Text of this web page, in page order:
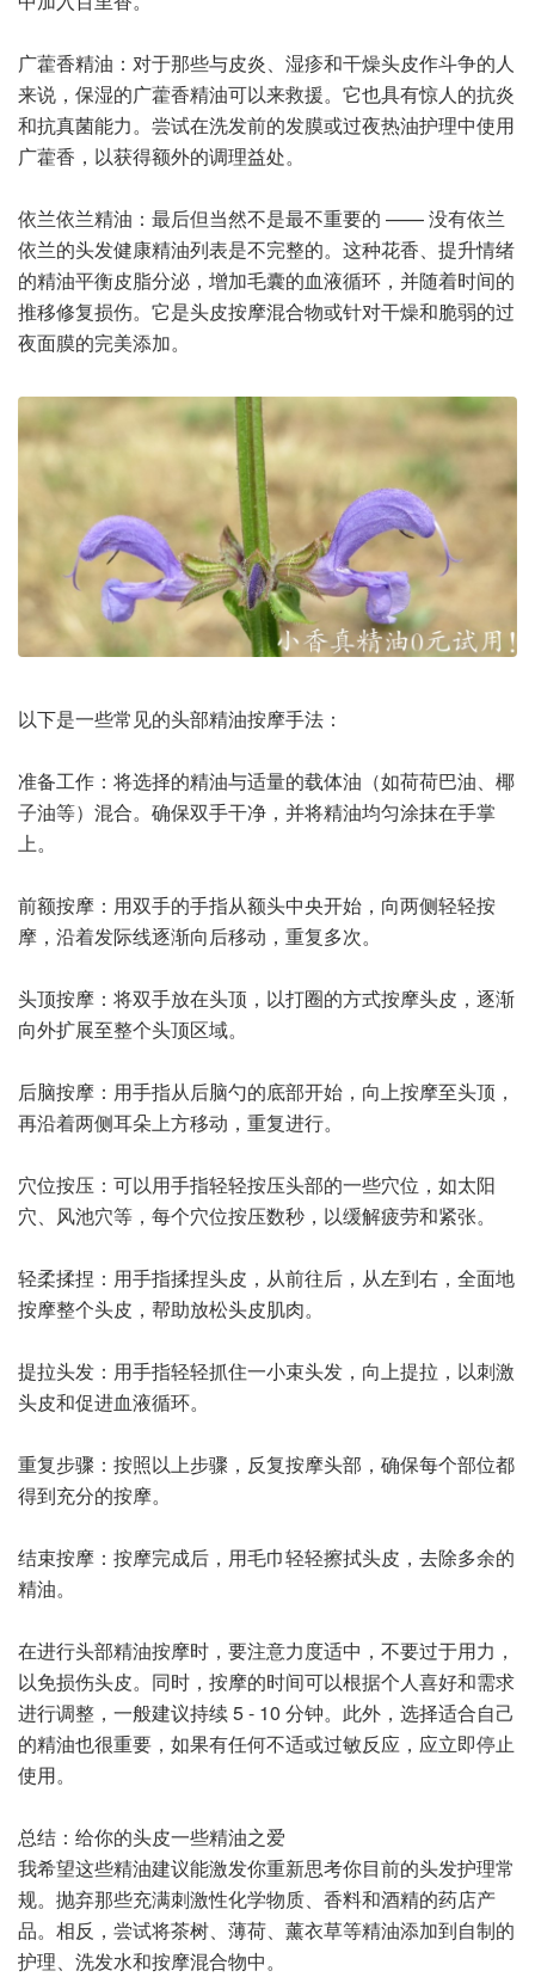
广藿香精油：对于那些与皮炎、湿疹和干燥头皮作斗争的人
来说，保湿的广藿香精油可以来救援。它也具有惊人的抗炎
和抗真菌能力。尝试在洗发前的发膜或过夜热油护理中使用
广藿香，以获得额外的调理益处。
依兰依兰精油：最后但当然不是最不重要的 —— 没有依兰
依兰的头发健康精油列表是不完整的。这种花香、提升情绪
的精油平衡皮脂分泌，增加毛囊的血液循环，并随着时间的
推移修复损伤。它是头皮按摩混合物或针对干燥和脆弱的过
夜面膜的完美添加。
以下是一些常见的头部精油按摩手法：
准备工作：将选择的精油与适量的载体油（如荷荷巴油、椰
子油等）混合。确保双手干净，并将精油均匀涂抹在手掌
上。
前额按摩：用双手的手指从额头中央开始，向两侧轻轻按
摩，沿着发际线逐渐向后移动，重复多次。
头顶按摩：将双手放在头顶，以打圈的方式按摩头皮，逐渐
向外扩展至整个头顶区域。
后脑按摩：用手指从后脑勺的底部开始，向上按摩至头顶，
再沿着两侧耳朵上方移动，重复进行。
穴位按压：可以用手指轻轻按压头部的一些穴位，如太阳
穴、风池穴等，每个穴位按压数秒，以缓解疲劳和紧张。
轻柔揉捏：用手指揉捏头皮，从前往后，从左到右，全面地
按摩整个头皮，帮助放松头皮肌肉。
提拉头发：用手指轻轻抓住一小束头发，向上提拉，以刺激
头皮和促进血液循环。
重复步骤：按照以上步骤，反复按摩头部，确保每个部位都
得到充分的按摩。
结束按摩：按摩完成后，用毛巾轻轻擦拭头皮，去除多余的
精油。
在进行头部精油按摩时，要注意力度适中，不要过于用力，
以免损伤头皮。同时，按摩的时间可以根据个人喜好和需求
进行调整，一般建议持续 5 - 10 分钟。此外，选择适合自己
的精油也很重要，如果有任何不适或过敏反应，应立即停止
使用。
总结：给你的头皮一些精油之爱
我希望这些精油建议能激发你重新思考你目前的头发护理常
规。抛弃那些充满刺激性化学物质、香料和酒精的药店产
品。相反，尝试将茶树、薄荷、薰衣草等精油添加到自制的
护理、洗发水和按摩混合物中。